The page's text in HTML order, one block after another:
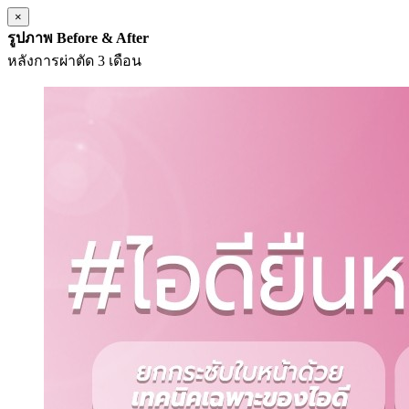
×
รูปภาพ Before & After
หลังการผ่าตัด 3 เดือน